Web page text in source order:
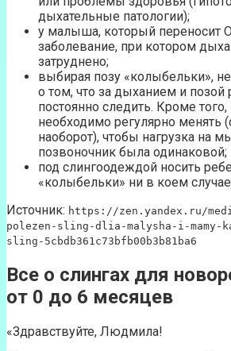
дыхательные патологии);
у малыша, который переносит
заболевание, при котором
затруднено;
выбирая позу «колыбельки»,
о том, что за дыханием и позой
постоянно следить. Кроме
необходимо регулярно менять
наоборот), чтобы нагрузка на
позвоночник была одинаковой;
под слингоодеждой носить
«колыбельки» ни в коем
Источник: https://zen.yandex.ru/
polezen-sling-dlia-malysha-i-mamy-
sling-5cbdb361c73bfb00b3b81ba6
Все о слингах для
от 0 до 6 месяцев
«Здравствуйте, Людмила!